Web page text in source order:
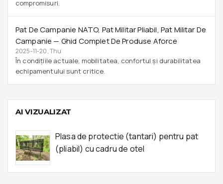
compromisuri.
Pat De Campanie NATO, Pat Militar Pliabil, Pat Militar De
Campanie — Ghid Complet De Produse Aforce
2025-11-20, Thu
În condițiile actuale, mobilitatea, confortul și durabilitatea
echipamentului sunt critice.
AI VIZUALIZAT
Plasa de protectie (tantari) pentru pat
(pliabil) cu cadru de otel